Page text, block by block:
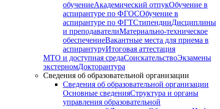
обучениеАкадемический отпукОбучение в
аспирантуре по ФГОСОбучение в
аспирантуре по ФГТСтипендииДисциплины
и преподавателиМатериально-техническое
обеспечениеВакантные места для приема в
аспирантуруИтоговая аттестация
МТО и доступная средаСоискательствоЭкзамены
экстерномДокторантура
Сведения об образовательной организации
Сведения об образовательной организации
Основные сведенияСтруктура и органы
управления образовательной